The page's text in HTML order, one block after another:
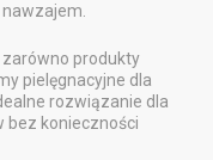
zarówno produkty
pielęgnacyjne dla
rozwiązanie dla
bez konieczności